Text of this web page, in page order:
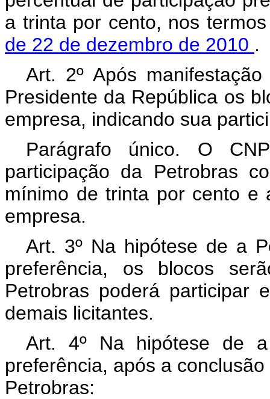
a trinta por cento, nos
de 22 de dezembro de 2010 .
Art. 2º Após
Presidente da República os
empresa, indicando sua
Parágrafo único. O
participação da Petrobras
mínimo de trinta por cento e
empresa.
Art. 3º Na hipótese de a
preferência, os blocos
Petrobras poderá participar
demais licitantes.
Art. 4º Na hipótese de
preferência, após a
Petrobras: